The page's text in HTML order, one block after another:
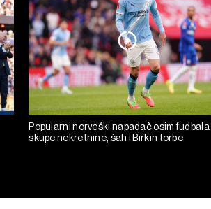
Popularni norveški napadač osim fudbala
skupe nekretnine, šah i Birkin torbe